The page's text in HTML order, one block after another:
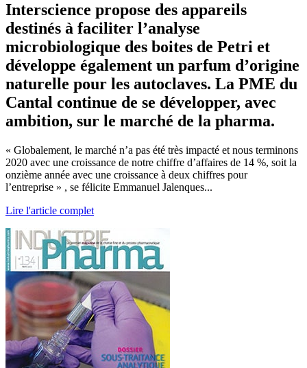
Interscience propose des appareils
destinés à faciliter l’analyse
microbiologique des boites de Petri et
développe également un parfum d’origine
naturelle pour les autoclaves. La PME du
Cantal continue de se développer, avec
ambition, sur le marché de la pharma.
« Globalement, le marché n’a pas été très impacté et nous terminons
2020 avec une crois­sance de notre chiffre d’affaires de 14 %, soit la
onzième année avec une croissance à deux chiffres pour
l’entreprise » , se félicite Emmanuel Jalenques...
Lire l'article complet